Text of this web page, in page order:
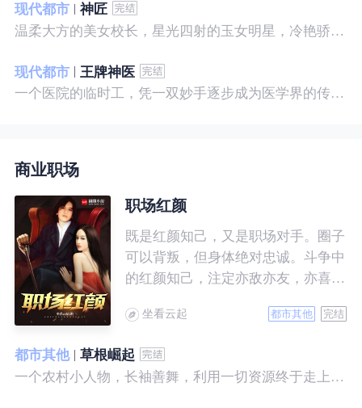
现代都市
神匠
温柔大方的美女校长，星光四射的玉女明星，冷艳骄傲的美女特工，一个二个，全都跑来，撒娇撒赖的要他做她们的私房保镖，这是为什么呢？
现代都市
王牌神医
一个医院的临时工，凭一双妙手逐步成为医学界的传奇！ 一个社会底层的小人物，靠一腔热血成为人世间的枭王！ 当佛已经无能为力，便由我来普渡众生——杨风。
商业职场
职场红颜
既是红颜知己，又是职场对手。圈子
可以背叛，但身体绝对忠诚。斗争中
的红颜知己，注定亦敌亦友，亦喜亦
坐看云起 都市其他 完结
都市其他
草根崛起
一个农村小人物，长袖善舞，利用一切资源终于走上人生巅峰